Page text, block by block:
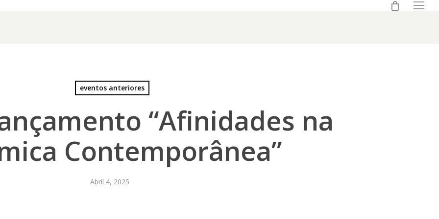
Menu
eventos anteriores
“Afinidades na
Contemporânea”
Abril 4, 2025